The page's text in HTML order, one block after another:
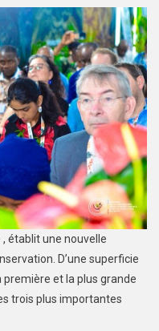
, établit une nouvelle
D’une superficie
première et la plus grande
trois plus importantes